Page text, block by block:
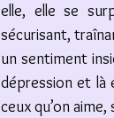
elle, elle se
sécurisant,
un sentiment
dépression et là
ceux qu’on